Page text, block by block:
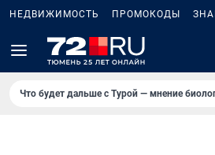
НЕДВИЖИМОСТЬ ПРОМОКОДЫ
Что будет дальше с Турой — мнение